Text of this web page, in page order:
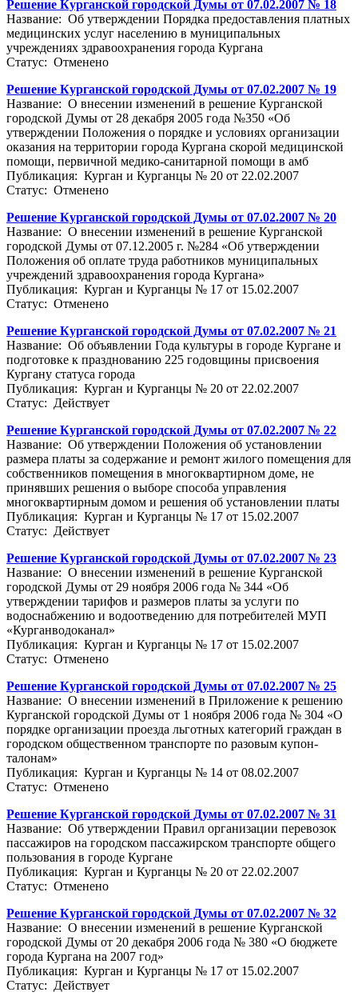
Решение Курганской городской Думы от 07.02.2007 № 18
Название: Об утверждении Порядка предоставления платных
медицинских услуг населению в муниципальных
учреждениях здравоохранения города Кургана
Статус: Отменено
Решение Курганской городской Думы от 07.02.2007 № 19
Название: О внесении изменений в решение Курганской
городской Думы от 28 декабря 2005 года №350 «Об
утверждении Положения о порядке и условиях организации
оказания на территории города Кургана скорой медицинской
помощи, первичной медико-санитарной помощи в амб
Публикация: Курган и Курганцы № 20 от 22.02.2007
Статус: Отменено
Решение Курганской городской Думы от 07.02.2007 № 20
Название: О внесении изменений в решение Курганской
городской Думы от 07.12.2005 г. №284 «Об утверждении
Положения об оплате труда работников муниципальных
учреждений здравоохранения города Кургана»
Публикация: Курган и Курганцы № 17 от 15.02.2007
Статус: Отменено
Решение Курганской городской Думы от 07.02.2007 № 21
Название: Об объявлении Года культуры в городе Кургане и
подготовке к празднованию 225 годовщины присвоения
Кургану статуса города
Публикация: Курган и Курганцы № 20 от 22.02.2007
Статус: Действует
Решение Курганской городской Думы от 07.02.2007 № 22
Название: Об утверждении Положения об установлении
размера платы за содержание и ремонт жилого помещения для
собственников помещения в многоквартирном доме, не
принявших решения о выборе способа управления
многоквартирным домом и решения об установлении платы
Публикация: Курган и Курганцы № 17 от 15.02.2007
Статус: Действует
Решение Курганской городской Думы от 07.02.2007 № 23
Название: О внесении изменений в решение Курганской
городской Думы от 29 ноября 2006 года № 344 «Об
утверждении тарифов и размеров платы за услуги по
водоснабжению и водоотведению для потребителей МУП
«Курганводоканал»
Публикация: Курган и Курганцы № 17 от 15.02.2007
Статус: Отменено
Решение Курганской городской Думы от 07.02.2007 № 25
Название: О внесении изменений в Приложение к решению
Курганской городской Думы от 1 ноября 2006 года № 304 «О
порядке организации проезда льготных категорий граждан в
городском общественном транспорте по разовым купон-
талонам»
Публикация: Курган и Курганцы № 14 от 08.02.2007
Статус: Отменено
Решение Курганской городской Думы от 07.02.2007 № 31
Название: Об утверждении Правил организации перевозок
пассажиров на городском пассажирском транспорте общего
пользования в городе Кургане
Публикация: Курган и Курганцы № 20 от 22.02.2007
Статус: Отменено
Решение Курганской городской Думы от 07.02.2007 № 32
Название: О внесении изменений в решение Курганской
городской Думы от 20 декабря 2006 года № 380 «О бюджете
города Кургана на 2007 год»
Публикация: Курган и Курганцы № 17 от 15.02.2007
Статус: Действует